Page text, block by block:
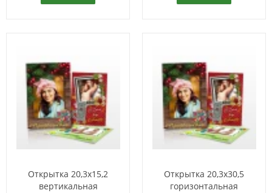
Открытка 20,3x15,2
вертикальная
Открытка 20,3x30,5
горизонтальная